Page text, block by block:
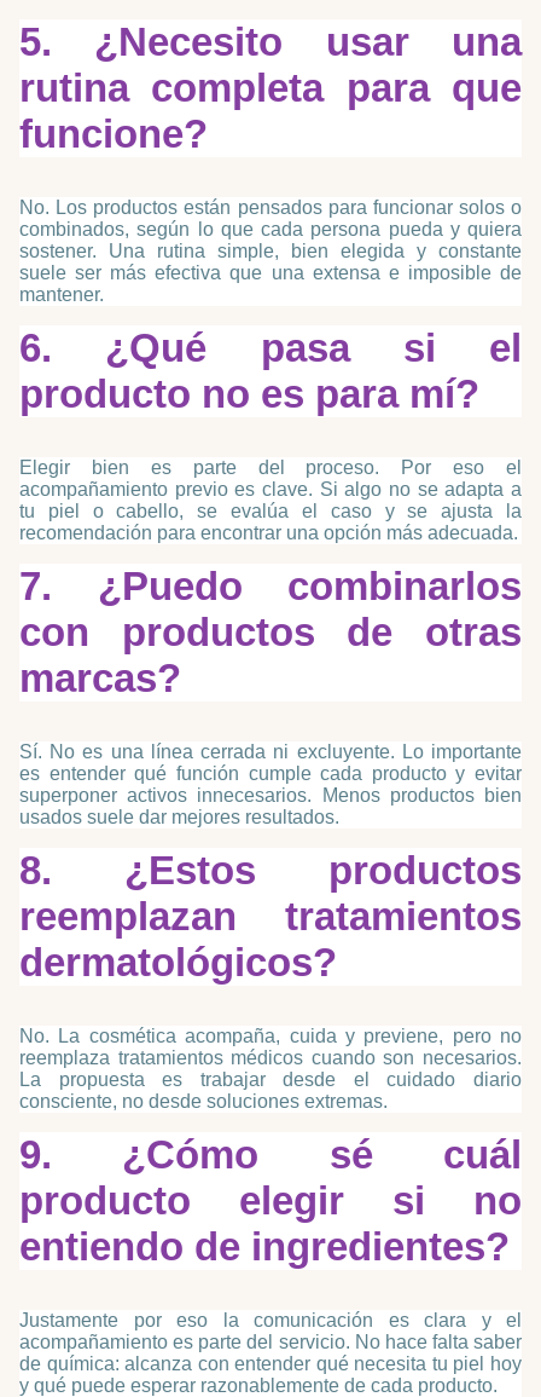
5. ¿Necesito usar una
rutina completa para que
funcione?
No. Los productos están pensados para funcionar solos o
combinados, según lo que cada persona pueda y quiera
sostener. Una rutina simple, bien elegida y constante
suele ser más efectiva que una extensa e imposible de
mantener.
6. ¿Qué pasa si el
producto no es para mí?
Elegir bien es parte del proceso. Por eso el
acompañamiento previo es clave. Si algo no se adapta a
tu piel o cabello, se evalúa el caso y se ajusta la
recomendación para encontrar una opción más adecuada.
7. ¿Puedo combinarlos
con productos de otras
marcas?
Sí. No es una línea cerrada ni excluyente. Lo importante
es entender qué función cumple cada producto y evitar
superponer activos innecesarios. Menos productos bien
usados suele dar mejores resultados.
8. ¿Estos productos
reemplazan tratamientos
dermatológicos?
No. La cosmética acompaña, cuida y previene, pero no
reemplaza tratamientos médicos cuando son necesarios.
La propuesta es trabajar desde el cuidado diario
consciente, no desde soluciones extremas.
9. ¿Cómo sé cuál
producto elegir si no
entiendo de ingredientes?
Justamente por eso la comunicación es clara y el
acompañamiento es parte del servicio. No hace falta saber
de química: alcanza con entender qué necesita tu piel hoy
y qué puede esperar razonablemente de cada producto.